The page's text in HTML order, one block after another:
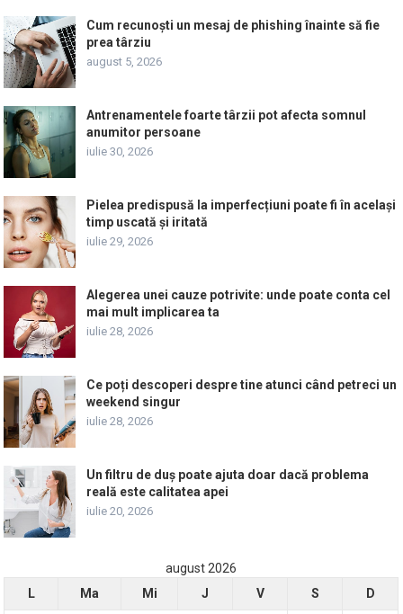
Cum recunoști un mesaj de phishing înainte să fie
prea târziu
august 5, 2026
Antrenamentele foarte târzii pot afecta somnul
anumitor persoane
iulie 30, 2026
Pielea predispusă la imperfecțiuni poate fi în același
timp uscată și iritată
iulie 29, 2026
Alegerea unei cauze potrivite: unde poate conta cel
mai mult implicarea ta
iulie 28, 2026
Ce poți descoperi despre tine atunci când petreci un
weekend singur
iulie 28, 2026
Un filtru de duș poate ajuta doar dacă problema
reală este calitatea apei
iulie 20, 2026
august 2026
L
Ma Mi J V S D